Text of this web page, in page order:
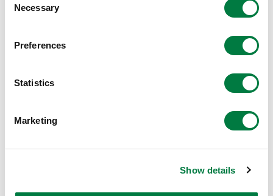
Selection
Necessary
Preferences
Statistics
Marketing
Show details
https://jp.mitsuichemicals.com/jp/sustainability/others/evalu
、QOL向上貢献価値Rose Value
https://jp.mitsuichemicals.com/jp/sustainability/mci_sustaina
bility/contribution_value/ms/index.htm
三井化学グループが提供する製品・サービスの環境および社会への